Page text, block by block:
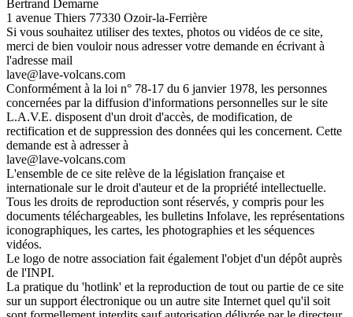
Bertrand Demarne
1 avenue Thiers 77330 Ozoir-la-Ferrière
Si vous souhaitez utiliser des textes, photos ou vidéos de ce site,
merci de bien vouloir nous adresser votre demande en écrivant à
l'adresse mail
lave@lave-volcans.com
Conformément à la loi n° 78-17 du 6 janvier 1978, les personnes
concernées par la diffusion d'informations personnelles sur le site
L.A.V.E. disposent d'un droit d'accès, de modification, de
rectification et de suppression des données qui les concernent. Cette
demande est à adresser à
lave@lave-volcans.com
L'ensemble de ce site relève de la législation française et
internationale sur le droit d'auteur et de la propriété intellectuelle.
Tous les droits de reproduction sont réservés, y compris pour les
documents téléchargeables, les bulletins Infolave, les représentations
iconographiques, les cartes, les photographies et les séquences
vidéos.
Le logo de notre association fait également l'objet d'un dépôt auprès
de l'INPI.
La pratique du 'hotlink' et la reproduction de tout ou partie de ce site
sur un support électronique ou un autre site Internet quel qu'il soit